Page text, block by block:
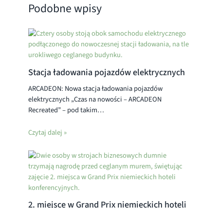
Podobne wpisy
Stacja ładowania pojazdów elektrycznych
ARCADEON: Nowa stacja ładowania pojazdów
elektrycznych „Czas na nowości – ARCADEON
Recreated” – pod takim…
Czytaj dalej »
2. miejsce w Grand Prix niemieckich hoteli